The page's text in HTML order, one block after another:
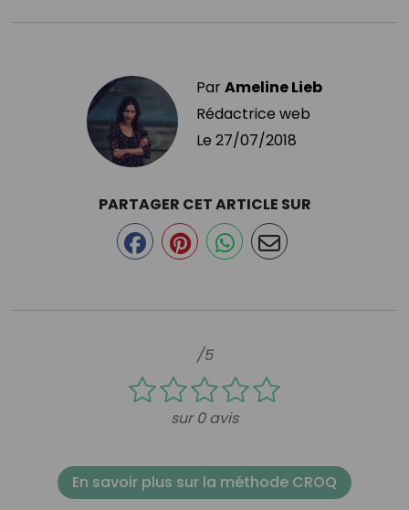
ParAmeline Lieb
Rédactrice web
Le 27/07/2018
/5
sur 0 avis
PARTAGER CET ARTICLE SUR
En savoir plus sur la méthode CROQ